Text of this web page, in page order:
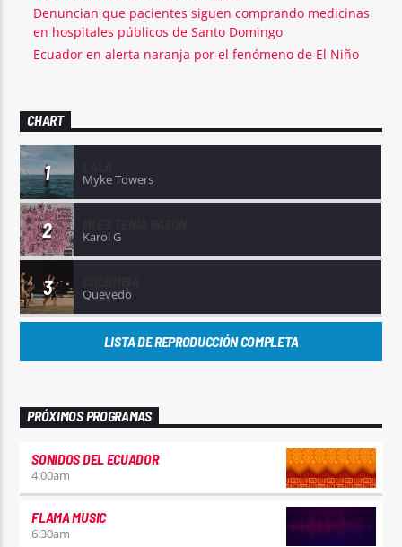
Denuncian que pacientes siguen comprando medicinas
en hospitales públicos de Santo Domingo
Ecuador en alerta naranja por el fenómeno de El Niño
CHART
1 Myke Towers
2 Karol G
3 Quevedo
LISTA DE REPRODUCCIÓN COMPLETA
PRÓXIMOS PROGRAMAS
SONIDOS DEL ECUADOR
4:00am
FLAMA MUSIC
6:30am